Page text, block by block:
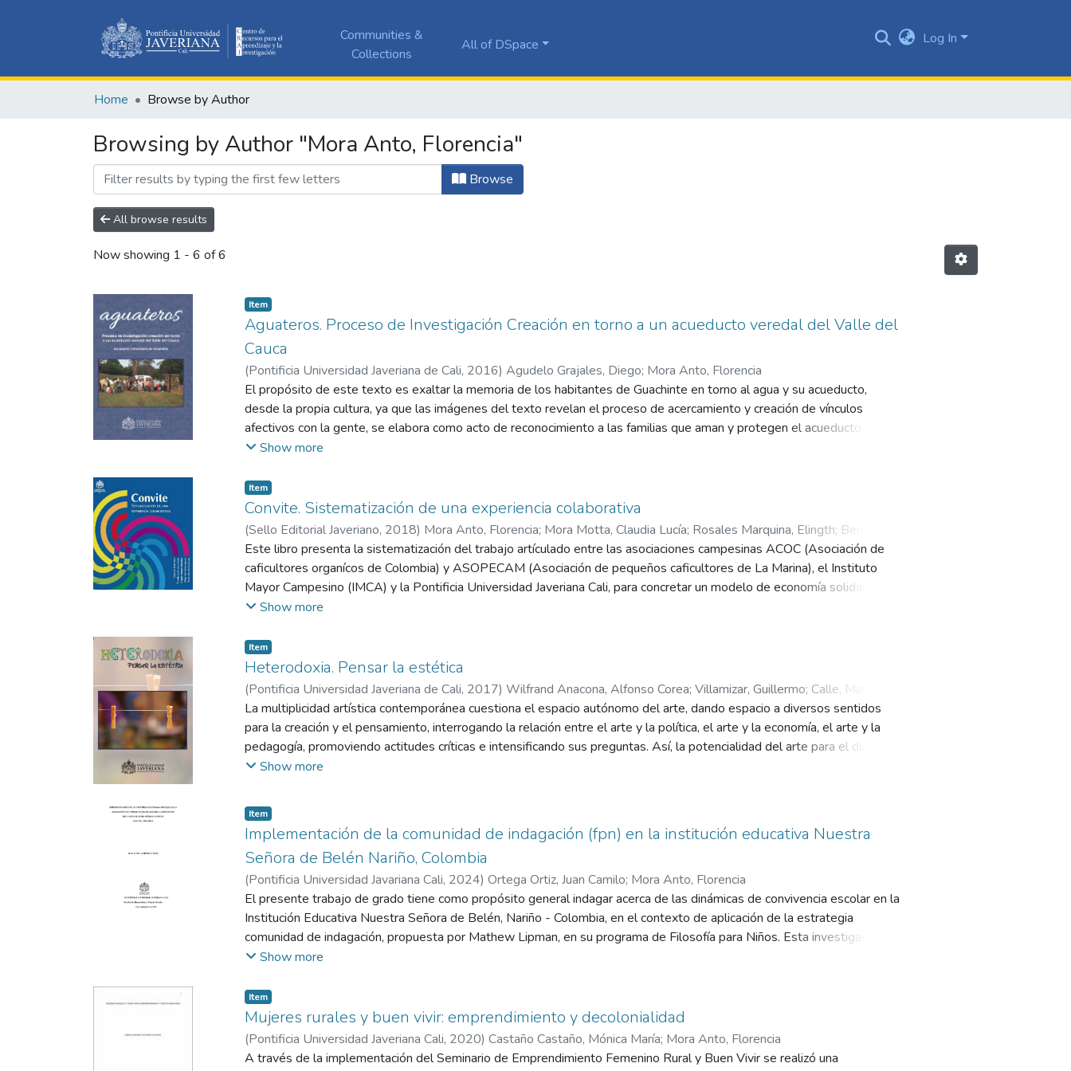
Communities &
Collections
All of DSpace Log In
Home Browse by Author
Browsing by Author "Mora Anto, Florencia"
Browse
All browse results
Now showing 1 - 6 of 6
Item
Aguateros. Proceso de Investigación Creación en torno a un acueducto veredal del Valle del
Cauca
(Pontificia Universidad Javeriana de Cali, 2016) Agudelo Grajales, Diego; Mora Anto, Florencia
El propósito de este texto es exaltar la memoria de los habitantes de Guachinte en torno al agua y su acueducto,
desde la propia cultura, ya que las imágenes del texto revelan el proceso de acercamiento y creación de vínculos
afectivos con la gente, se elabora como acto de reconocimiento a las familias que aman y protegen el acueducto de
Guachinte; por ello, como libro álbum, contiene ilustraciones de la vida cotidiana de la gente.
Show more
Item
Convite. Sistematización de una experiencia colaborativa
(Sello Editorial Javeriano, 2018) Mora Anto, Florencia; Mora Motta, Claudia Lucía; Rosales Marquina, Elingth; Bermúdez
Aguirre, Diego Giovanni;Morales Camacho, Rocío
Este libro presenta la sistematización del trabajo artículado entre las asociaciones campesinas ACOC (Asociación de
caficultores organícos de Colombia) y ASOPECAM (Asociación de pequeños caficultores de La Marina), el Instituto
Mayor Campesino (IMCA) y la Pontificia Universidad Javeriana Cali, para concretar un modelo de economía solidaria que
permite a los productores campesinos trascender de su condición de proveedores de materia primar para ser socios de
colaborativo y el intercambio de conocimientos y aprendizajes en contexto, entre organizaciones campesinas,
estudiantes y profesores de la Universidad; este esfuerzo colectivo contribuye también al fortalecimientos de las
asociaciones caficultoras en el Valle del Cauca, que promueven los valores del comercio justo y la agroecología de la
región.
Show more
Item
Heterodoxia. Pensar la estética
(Pontificia Universidad Javeriana de Cali, 2017) Wilfrand Anacona, Alfonso Corea; Villamizar, Guillermo; Calle, Margarita
Bambula Díaz, Juliane;Mora Anto, Florencia
La multiplicidad artística contemporánea cuestiona el espacio autónomo del arte, dando espacio a diversos sentidos
para la creación y el pensamiento, interrogando la relación entre el arte y la política, el arte y la economía, el arte y la
pedagogía, promoviendo actitudes críticas e intensificando sus preguntas. Así, la potencialidad del arte para el diálogo,
invita a conversar sobre lo estético, en el ámbito de la política, la educación, la economía, en Colombia y en
Show more
Item
Implementación de la comunidad de indagación (fpn) en la institución educativa Nuestra
Señora de Belén Nariño, Colombia
(Pontificia Universidad Javariana Cali, 2024) Ortega Ortiz, Juan Camilo; Mora Anto, Florencia
El presente trabajo de grado tiene como propósito general indagar acerca de las dinámicas de convivencia escolar en la
Institución Educativa Nuestra Señora de Belén, Nariño - Colombia, en el contexto de aplicación de la estrategia
comunidad de indagación, propuesta por Mathew Lipman, en su programa de Filosofía para Niños. Esta investigación se
enmarca en la búsqueda de estrategias que fortalezcan la convivencia y promuevan un ambiente escolar armonioso y
de estudiantes y a la vez, contribuir al diseño de intervenciones que mejoren los procesos de convivencia en el ámbito
escolar. La comunidad de indagación ofrece un espacio de reflexión sobre la realidad educativa, promoviendo una
práctica reflexiva basada en el diálogo y el análisis de las vivencias de los participantes.
Show more
Item
Mujeres rurales y buen vivir: emprendimiento y decolonialidad
(Pontificia Universidad Javeriana Cali, 2020) Castaño Castaño, Mónica María;
A través de la implementación del Seminario de Emprendimiento Femenino Rural y Buen Vivir se realizó una